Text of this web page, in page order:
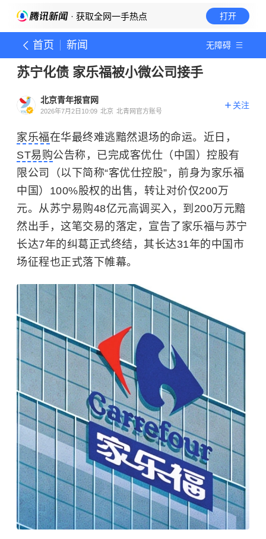
· 获取全网一手热点 打开
首页 新闻 无障碍
苏宁化债 家乐福被小微公司接手
北京青年报官网
2026年7月2日10:09 北京 北青网官方账号
关注
家乐福在华最终难逃黯然退场的命运。近日，
ST易购公告称，已完成客优仕（中国）控股有
限公司（以下简称“客优仕控股”，前身为家乐福
中国）100%股权的出售，转让对价仅200万
元。从苏宁易购48亿元高调买入，到200万元黯
然出手，这笔交易的落定，宣告了家乐福与苏宁
长达7年的纠葛正式终结，其长达31年的中国市
场征程也正式落下帷幕。